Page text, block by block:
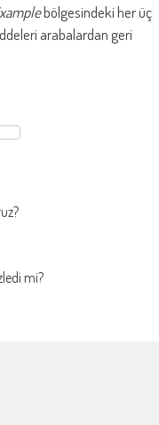
bölgesindeki her üç
arabalardan geri
mi?